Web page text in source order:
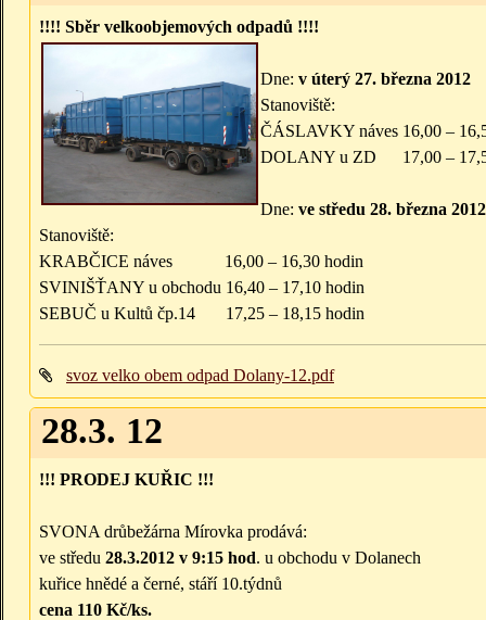
!!!! Sběr velkoobjemových odpadů !!!!
Dne: v úterý 27. března 2012
Stanoviště:
ČÁSLAVKY náves 16,00 –
DOLANY u ZD 17,00 –
Dne: ve středu 28. března 2012
Stanoviště:
KRABČICE náves 16,00 – 16,30 hodin
SVINIŠŤANY u obchodu 16,40 – 17,10 hodin
SEBUČ u Kultů čp.14 17,25 – 18,15 hodin
svoz velko obem odpad Dolany-12.pdf
28.3. 12
!!! PRODEJ KUŘIC !!!
SVONA drůbežárna Mírovka prodává:
ve středu 28.3.2012 v 9:15 hod. u obchodu v Dolanech
kuřice hnědé a černé, stáří 10.týdnů
cena 110 Kč/ks.